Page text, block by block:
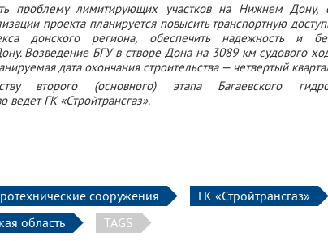
проблему лимитирующих участков на Нижнем Дону,
проекта планируется повысить транспортную
донского региона, обеспечить надежность и
Возведение БГУ в створе Дона на 3089 км судового
дата окончания строительства — четвертый
второго (основного) этапа Багаевского
ведет ГК «Стройтрансгаз».
сооружения
ГК «Стройтрансгаз»
область TAGS